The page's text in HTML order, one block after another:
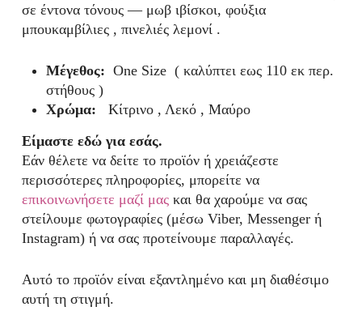
σε έντονα τόνους — μωβ ιβίσκοι, φούξια
μπουκαμβίλιες , πινελιές λεμονί .
Μέγεθος: One Size ( καλύπτει εως 110 εκ περ.
στήθους )
Χρώμα: Κίτρινο , Λεκό , Μαύρο
Είμαστε εδώ για εσάς.
Εάν θέλετε να δείτε το προϊόν ή χρειάζεστε
περισσότερες πληροφορίες, μπορείτε να
επικοινωνήσετε μαζί μαςκαι θα χαρούμε να σας
στείλουμε φωτογραφίες (μέσω Viber, Messenger ή
Instagram) ή να σας προτείνουμε παραλλαγές.
Αυτό το προϊόν είναι εξαντλημένο και μη διαθέσιμο
αυτή τη στιγμή.